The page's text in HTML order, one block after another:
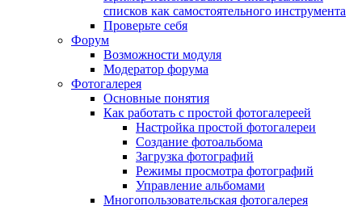
списков как самостоятельного инструмента
Проверьте себя
Форум
Возможности модуля
Модератор форума
Фотогалерея
Основные понятия
Как работать с простой фотогалереей
Настройка простой фотогалереи
Создание фотоальбома
Загрузка фотографий
Режимы просмотра фотографий
Управление альбомами
Многопользовательская фотогалерея